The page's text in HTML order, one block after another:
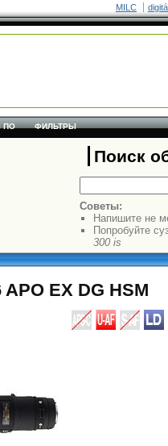
MILC
ПО ФИЛЬТРЫ
Поиск
Советы:
Напишите не
Попробуйте
300 is
EX DG HSM